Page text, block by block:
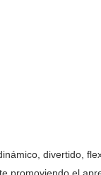
divertido,